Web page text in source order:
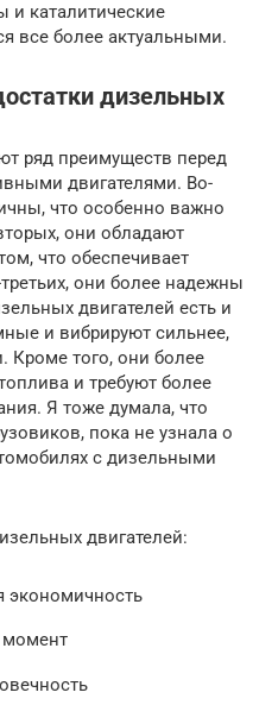
и каталитические
все более актуальными.
дизельных
ряд преимуществ перед
двигателями. Во-
что особенно важно
они обладают
что обеспечивает
они более надежны
двигателей есть и
и вибрируют сильнее,
Кроме того, они более
и требуют более
Я тоже думала, что
пока не узнала о
с дизельными
двигателей:
экономичность